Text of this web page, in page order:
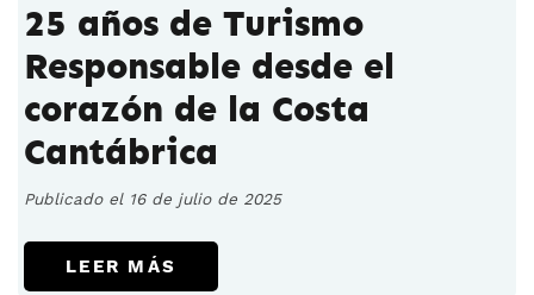
25 años de Turismo
Responsable desde el
corazón de la Costa
Cantábrica
Publicado el 16 de julio de 2025
LEER MÁS